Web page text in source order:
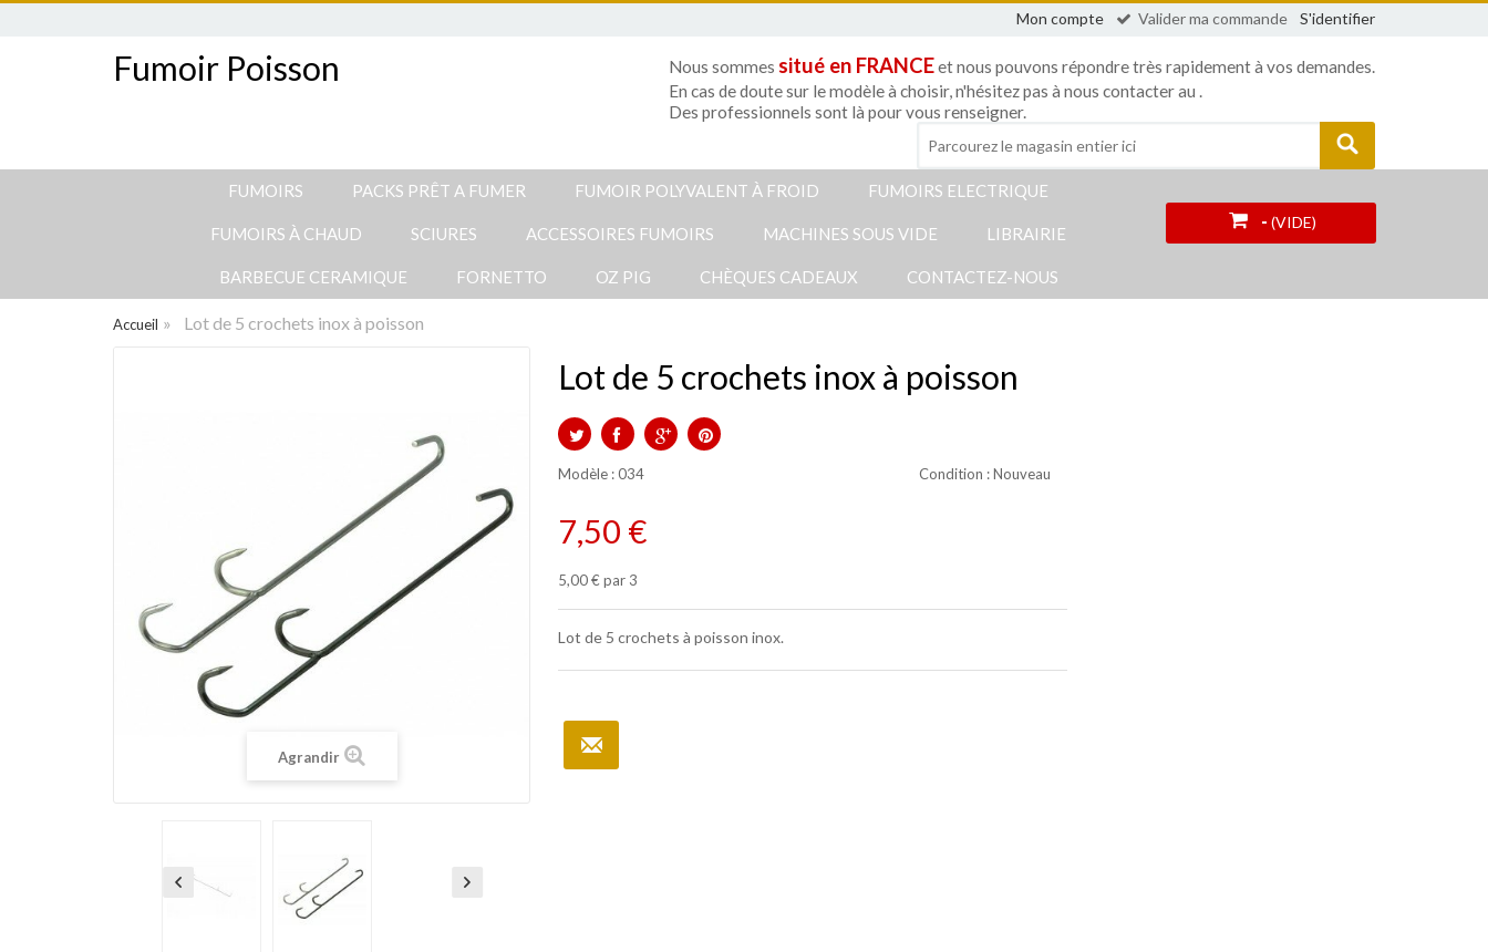
Mon compte Valider ma commande S'identifier
Fumoir Poisson Nous sommes situé en FRANCEet nous pouvons répondre très rapidement à vos demandes.
En cas de doute sur le modèle à choisir, n'hésitez pas à nous contacter au .
Des professionnels sont là pour vous renseigner.
- (VIDE)
FUMOIRS PACKS PRÊT A FUMER FUMOIR POLYVALENT À FROID FUMOIRS ELECTRIQUE
FUMOIRS À CHAUD SCIURES ACCESSOIRES FUMOIRS MACHINES SOUS VIDE LIBRAIRIE
BARBECUE CERAMIQUE FORNETTO OZ PIG CHÈQUES CADEAUX CONTACTEZ-NOUS
Accueil » Lot de 5 crochets inox à poisson
Agrandir
Lot de 5 crochets inox à poisson
TWEETPARTAGERGOOGLE+PINTEREST
Modèle :034 Condition : Nouveau
7,50 €
5,00 €par 3
Lot de 5 crochets à poisson inox.